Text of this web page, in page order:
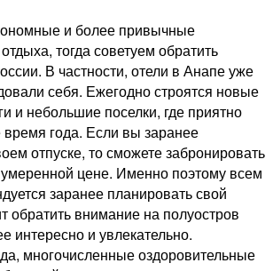
и более привычные
тогда советуем обратить
В частности, отели в Анапе уже
себя. Ежегодно строятся новые
и небольшие поселки, где приятно
года. Если вы заранее
отпуске, то сможете забронировать
цене. Именно поэтому всем
заранее планировать свой
обратить внимание на полуостров
интересно и увлекательно.
многочисленные оздоровительные